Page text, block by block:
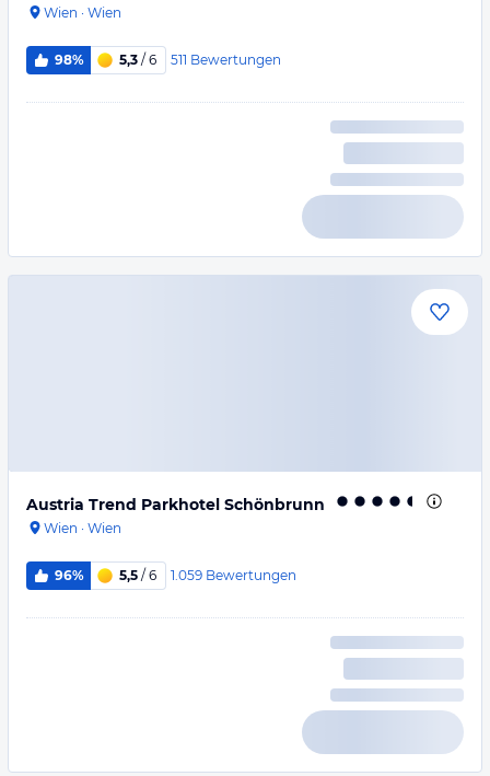
Wien · Wien
98% 5,3 / 6 511 Bewertungen
Austria Trend Parkhotel Schönbrunn
Wien · Wien
96% 5,5 / 6 1.059 Bewertungen